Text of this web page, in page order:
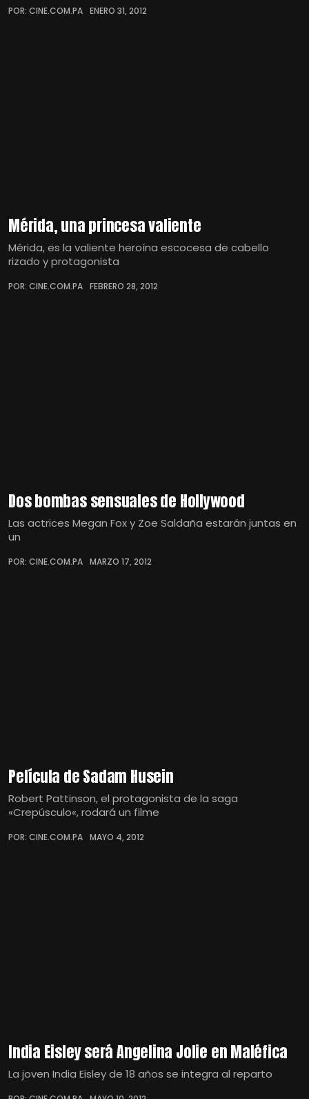
POR: CINE.COM.PA ENERO 31, 2012
Mérida, una princesa valiente
Mérida, es la valiente heroína escocesa de cabello
rizado y protagonista
POR: CINE.COM.PA FEBRERO 28, 2012
Dos bombas sensuales de Hollywood
Las actrices Megan Fox y Zoe Saldaña estarán juntas en
un
POR: CINE.COM.PA MARZO 17, 2012
Película de Sadam Husein
Robert Pattinson, el protagonista de la saga
«Crepúsculo«, rodará un filme
POR: CINE.COM.PA MAYO 4, 2012
India Eisley será Angelina Jolie en Maléfica
La joven India Eisley de 18 años se integra al reparto